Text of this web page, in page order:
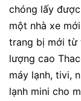
chóng lấy
một nhà xe
trang bị mới từ
lượng cao
máy lạnh, tivi,
lạnh mini cho